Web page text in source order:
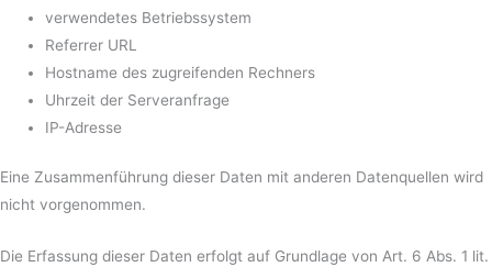
verwendetes Betriebssystem
Referrer URL
Hostname des zugreifenden Rechners
Uhrzeit der Serveranfrage
IP-Adresse
Eine Zusammenführung dieser Daten mit anderen Datenquellen wird
nicht vorgenommen.
Die Erfassung dieser Daten erfolgt auf Grundlage von Art. 6 Abs. 1 lit.